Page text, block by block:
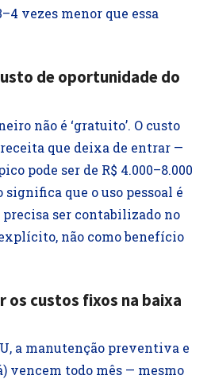
vezes menor que essa
de oportunidade do
não é ‘gratuito’. O custo
que deixa de entrar —
pode ser de R$ 4.000–8.000
significa que o uso pessoal é
precisa ser contabilizado no
não como benefício
os custos fixos na baixa
a manutenção preventiva e
vencem todo mês — mesmo